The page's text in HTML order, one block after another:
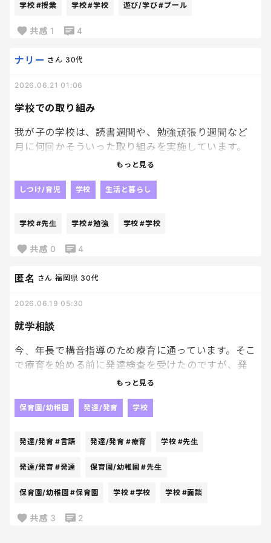
学校 #授業 学校#学校 遊び/学び#プール
共感 1 4
学校での取り組み
ナリー さん 30代
2026.06.21 01:06
我が子の学校は、読書週間や、勉強頑張り週間など
月に何回かそういった取り組みを実施しています。
だけど
や、保護者も一緒に読書をして感想を書く！
これが私にとってはかなり負担で、、、
もっと見る
しつけ/育児 学校 生活と暮らし
学校 #先生 学校#勉強 学校 #学校
共感 0 4
就学相談
匿名 さん 福岡県 30代
2026.06.19 05:30
今、年長で構音指導のため療育に通っています。そこ
で療育を始める前に発達検査を受けたのですが、発
達検査に1時間、言語のチェックに45分、待ち時間、
のお話をほぼ聞けず、特別支援学級は考えています
通っていますが、先生に聞くと集団行動もできていて
ました。親の前では調子にのる性格ですが、保育園
学相談が近づいてきたので来年度の小学校入学に向
けて悩んでいます。
もっと見る
保育園/幼稚園 発達/発育 学校
発達/発育 #言語 発達/発育 #療育 学校 #先生
発達/発育 #発達 保育園/幼稚園 #先生
保育園/幼稚園 #保育園 学校 #学校 学校 #面談
共感 3 2